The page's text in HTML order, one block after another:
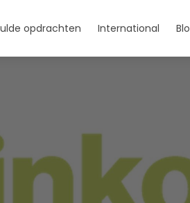
opdrachten International